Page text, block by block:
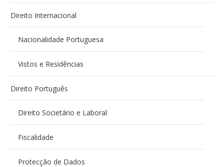
Direito Internacional
Nacionalidade Portuguesa
Vistos e Residências
Direito Português
Direito Societário e Laboral
Fiscalidade
Protecção de Dados